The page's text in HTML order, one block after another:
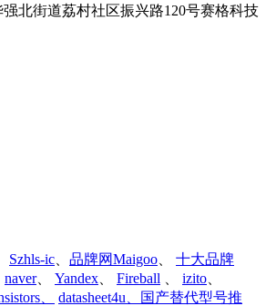
北街道荔村社区振兴路120号赛格科技
Szhls-ic 品牌网Maigoo
十大品牌
naver、 Yandex Fireball izito
datasheet4u、国产替代型号推